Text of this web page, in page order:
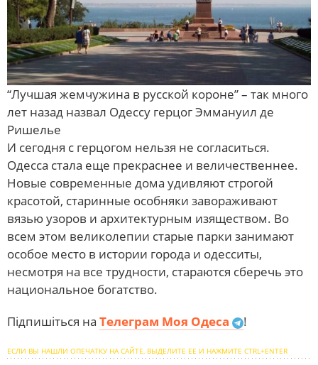
“Лучшая жемчужина в русской короне” – так много
лет назад назвал Одессу герцог Эммануил де
Ришелье
И сегодня с герцогом нельзя не согласиться.
Одесса стала еще прекраснее и величественнее.
Новые современные дома удивляют строгой
красотой, старинные особняки завораживают
вязью узоров и архитектурным изяществом. Во
всем этом великолепии старые парки занимают
особое место в истории города и одесситы,
несмотря на все трудности, стараются сберечь это
национальное богатство.
Підпишіться на Телеграм Моя Одеса !
ЕСЛИ ВЫ НАШЛИ ОПЕЧАТКУ НА САЙТЕ, ВЫДЕЛИТЕ ЕЕ И НАЖМИТЕ CTRL+ENTER